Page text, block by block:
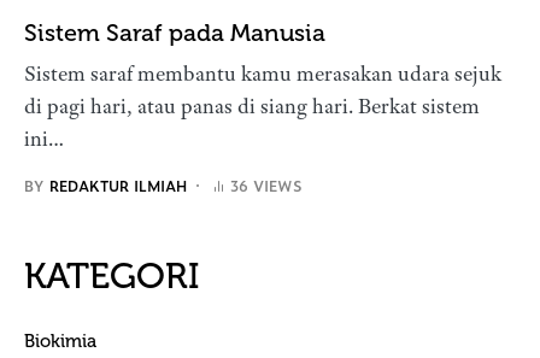
Sistem Saraf pada Manusia
Sistem saraf membantu kamu merasakan udara sejuk
di pagi hari, atau panas di siang hari. Berkat sistem
ini…
BY REDAKTUR ILMIAH 36 VIEWS
KATEGORI
Biokimia